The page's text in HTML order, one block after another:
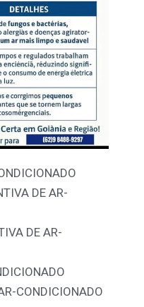
DE AR-
DE AR-
CONDICIONADO